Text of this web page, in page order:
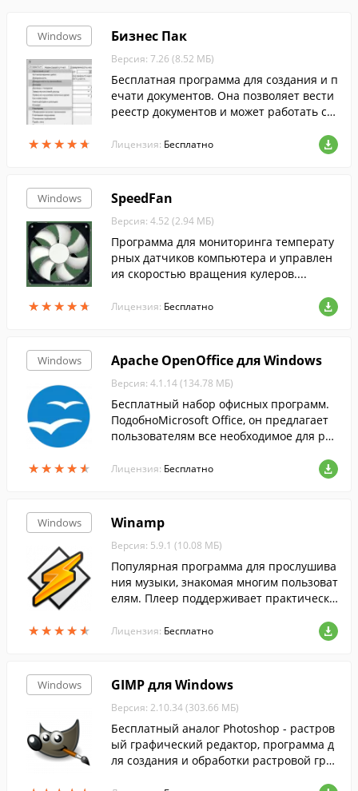
Windows
★★★★★
★★★★★
Бизнес Пак
Версия: 7.26 (8.52 МБ)
Бесплатная программа для создания и п
ечати документов. Она позволяет вести
реестр документов и может работать с о
Лицензия: Бесплатно
Windows
★★★★★
★★★★★
SpeedFan
Версия: 4.52 (2.94 МБ)
Программа для мониторинга температу
рных датчиков компьютера и управлен
ия скоростью вращения кулеров....
Лицензия: Бесплатно
Windows
★★★★★
★★★★★
Apache OpenOffice для Windows
Версия: 4.1.14 (134.78 МБ)
Бесплатный набор офисных программ.
ПодобноMicrosoft Office, он предлагает
пользователям все необходимое для раб
Лицензия: Бесплатно
Windows
★★★★★
★★★★★
Winamp
Версия: 5.9.1 (10.08 МБ)
Популярная программа для прослушива
ния музыки, знакомая многим пользоват
елям. Плеер поддерживает практически
также понимает видеоформаты.
Лицензия: Бесплатно
Windows GIMP для Windows
Версия: 2.10.34 (303.66 МБ)
Бесплатный аналог Photoshop - растров
ый графический редактор, программа д
ля создания и обработки растровой гра